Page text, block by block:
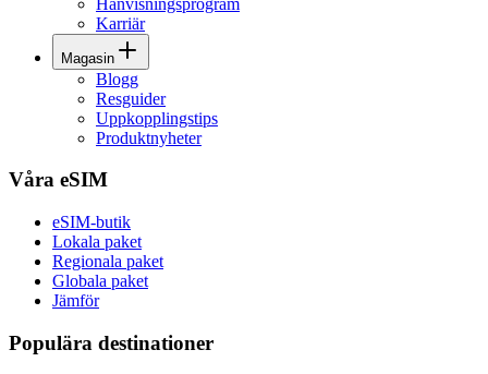
Karriär
Magasin
Blogg
Resguider
Uppkopplingstips
Produktnyheter
Våra eSIM
eSIM-butik
Lokala paket
Regionala paket
Globala paket
Jämför
Populära destinationer